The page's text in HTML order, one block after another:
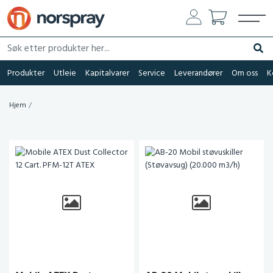
Søk etter produkter her...
Søk
Produkter Utleie Kapitalvarer Service Leverandører Om oss
Hjem